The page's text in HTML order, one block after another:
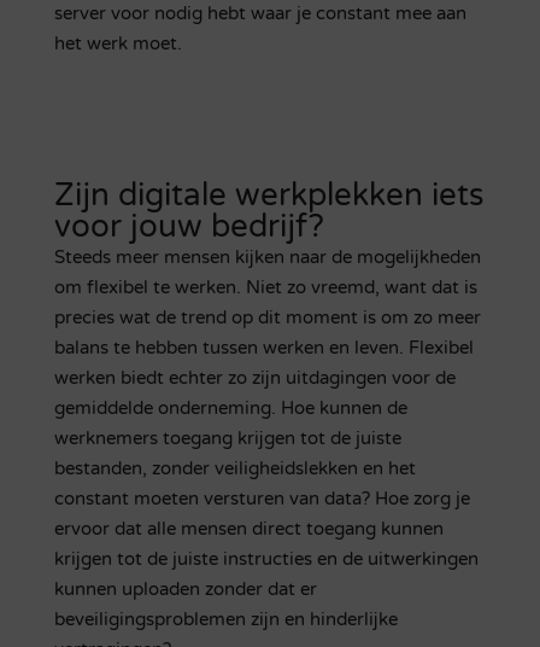
server voor nodig hebt waar je constant mee aan
het werk moet.
Zijn digitale werkplekken iets
voor jouw bedrijf?
Steeds meer mensen kijken naar de mogelijkheden
om flexibel te werken. Niet zo vreemd, want dat is
precies wat de trend op dit moment is om zo meer
balans te hebben tussen werken en leven. Flexibel
werken biedt echter zo zijn uitdagingen voor de
gemiddelde onderneming. Hoe kunnen de
werknemers toegang krijgen tot de juiste
bestanden, zonder veiligheidslekken en het
constant moeten versturen van data? Hoe zorg je
ervoor dat alle mensen direct toegang kunnen
krijgen tot de juiste instructies en de uitwerkingen
kunnen uploaden zonder dat er
beveiligingsproblemen zijn en hinderlijke